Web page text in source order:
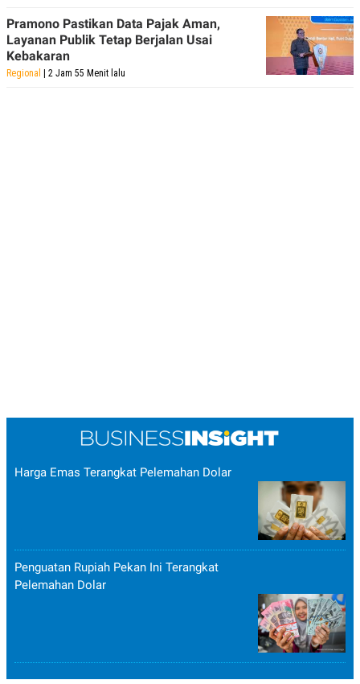
Pramono Pastikan Data Pajak Aman,
Layanan Publik Tetap Berjalan Usai
Kebakaran
Regional | 2 Jam 55 Menit lalu
Harga Emas Terangkat Pelemahan Dolar
Penguatan Rupiah Pekan Ini Terangkat
Pelemahan Dolar